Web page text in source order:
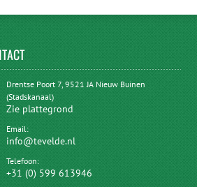
Drentse Poort 7, 9521 JA Nieuw Buinen
(Stadskanaal)
Zie plattegrond
Email:
info@tevelde.nl
Telefoon:
+31 (0) 599 613946